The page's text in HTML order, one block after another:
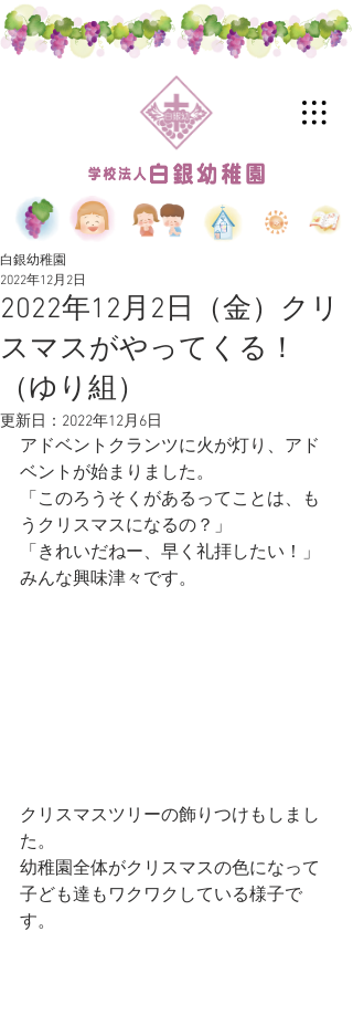
2022年12月2日（金）クリ
スマスがやってくる！
（ゆり組）
白銀幼稚園
2022年12月2日
更新日： 2022年12月6日
アドベントクランツに火が灯り、アド
ベントが始まりました。
「このろうそくがあるってことは、も
うクリスマスになるの？」
「きれいだねー、早く礼拝したい！」
みんな興味津々です。
クリスマスツリーの飾りつけもしまし
た。
幼稚園全体がクリスマスの色になって
子ども達もワクワクしている様子で
す。